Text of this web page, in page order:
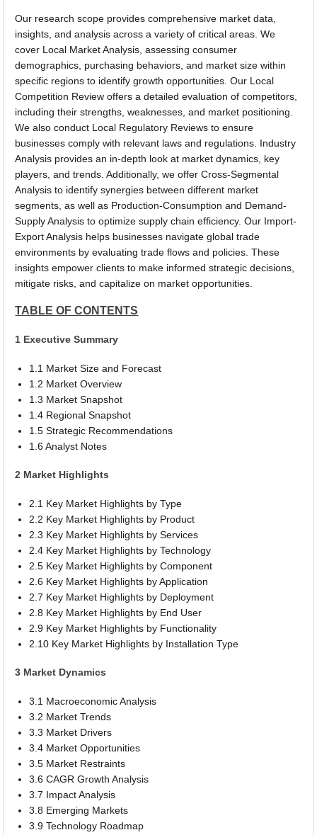
Our research scope provides comprehensive market data,
insights, and analysis across a variety of critical areas. We
cover Local Market Analysis, assessing consumer
demographics, purchasing behaviors, and market size within
specific regions to identify growth opportunities. Our Local
Competition Review offers a detailed evaluation of competitors,
including their strengths, weaknesses, and market positioning.
We also conduct Local Regulatory Reviews to ensure
businesses comply with relevant laws and regulations. Industry
Analysis provides an in-depth look at market dynamics, key
players, and trends. Additionally, we offer Cross-Segmental
Analysis to identify synergies between different market
segments, as well as Production-Consumption and Demand-
Supply Analysis to optimize supply chain efficiency. Our Import-
Export Analysis helps businesses navigate global trade
environments by evaluating trade flows and policies. These
insights empower clients to make informed strategic decisions,
mitigate risks, and capitalize on market opportunities.
TABLE OF CONTENTS
1 Executive Summary
1.1 Market Size and Forecast
1.2 Market Overview
1.3 Market Snapshot
1.4 Regional Snapshot
1.5 Strategic Recommendations
1.6 Analyst Notes
2 Market Highlights
2.1 Key Market Highlights by Type
2.2 Key Market Highlights by Product
2.3 Key Market Highlights by Services
2.4 Key Market Highlights by Technology
2.5 Key Market Highlights by Component
2.6 Key Market Highlights by Application
2.7 Key Market Highlights by Deployment
2.8 Key Market Highlights by End User
2.9 Key Market Highlights by Functionality
2.10 Key Market Highlights by Installation Type
3 Market Dynamics
3.1 Macroeconomic Analysis
3.2 Market Trends
3.3 Market Drivers
3.4 Market Opportunities
3.5 Market Restraints
3.6 CAGR Growth Analysis
3.7 Impact Analysis
3.8 Emerging Markets
3.9 Technology Roadmap